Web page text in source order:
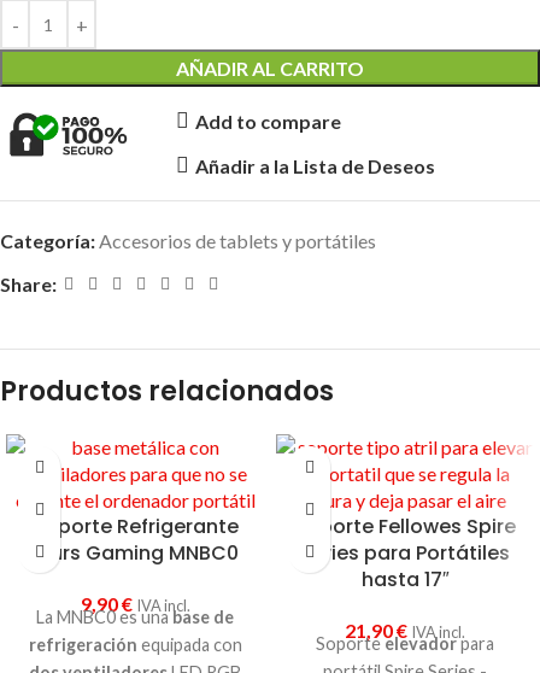
AÑADIR AL CARRITO
Add to compare
Añadir a la Lista de Deseos
Categoría:Accesorios de tablets y portátiles
Share:
Productos relacionados
Soporte Refrigerante
Mars Gaming MNBC0
9,90€ IVA incl.
La MNBC0 es unabase de
refrigeración equipada con
Soporte Fellowes Spire
Series para Portátiles
hasta 17″
21,90€ IVA incl.
Soporteelevadorpara